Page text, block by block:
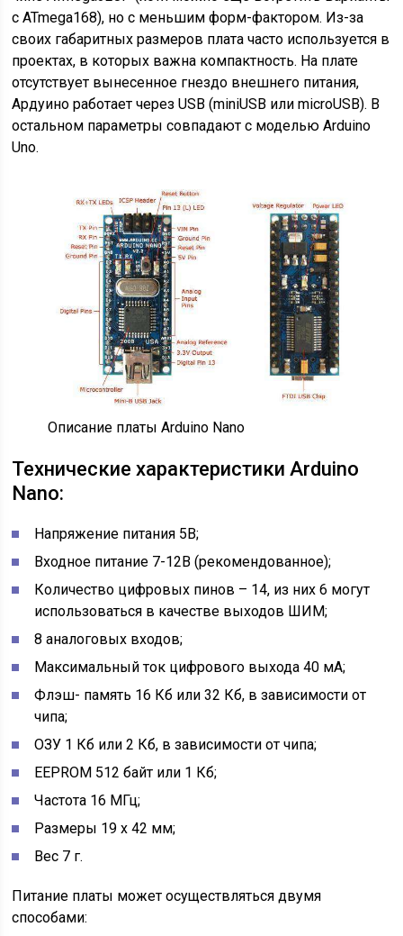
с ATmega168), но с меньшим форм-фактором. Из-за
своих габаритных размеров плата часто используется в
проектах, в которых важна компактность. На плате
отсутствует вынесенное гнездо внешнего питания,
Ардуино работает через USB (miniUSB или microUSB). В
остальном параметры совпадают с моделью Arduino
Uno.
Описание платы Arduino Nano
Технические характеристики Arduino
Nano:
Напряжение питания 5В;
Входное питание 7-12В (рекомендованное);
Количество цифровых пинов – 14, из них 6 могут
использоваться в качестве выходов ШИМ;
8 аналоговых входов;
Максимальный ток цифрового выхода 40 мА;
Флэш- память 16 Кб или 32 Кб, в зависимости от
чипа;
ОЗУ 1 Кб или 2 Кб, в зависимости от чипа;
EEPROM 512 байт или 1 Кб;
Частота 16 МГц;
Размеры 19 х 42 мм;
Вес 7 г.
Питание платы может осуществляться двумя
способами: